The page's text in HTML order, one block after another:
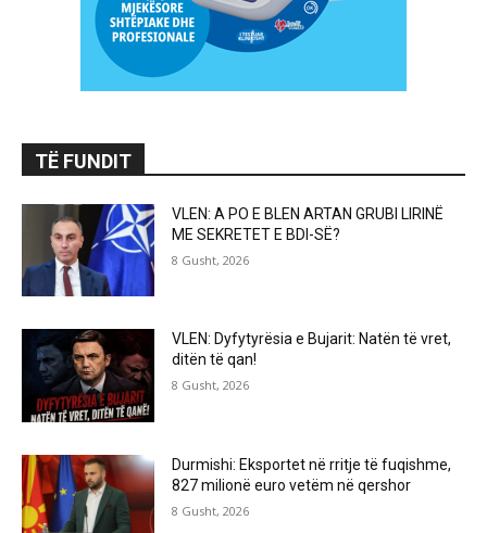
TË FUNDIT
VLEN: A PO E BLEN ARTAN GRUBI LIRINË
ME SEKRETET E BDI-SË?
8 Gusht, 2026
VLEN: Dyfytyrësia e Bujarit: Natën të vret,
ditën të qan!
8 Gusht, 2026
Durmishi: Eksportet në rritje të fuqishme,
827 milionë euro vetëm në qershor
8 Gusht, 2026